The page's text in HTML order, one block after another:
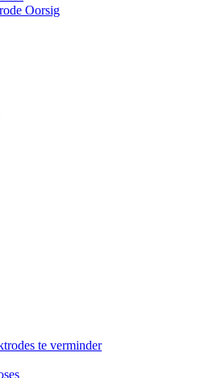
Oorsig
te verminder